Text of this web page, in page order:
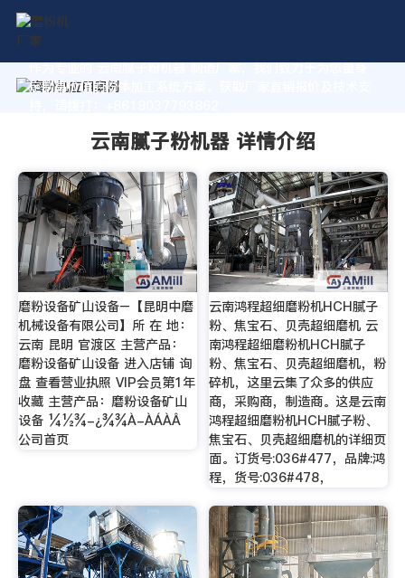
作为专业的 云南腻子粉机器 制造厂家，我们致力于为您量身
定制高价值的粉体加工系统方案。获取厂家直销报价及技术支
云南腻子粉机器 详情介绍
磨粉设备矿山设备–【昆明中磨
机械设备有限公司】所 在 地：
云南 昆明 官渡区 主营产品：
磨粉设备矿山设备 进入店铺 询
盘 查看营业执照 VIP会员第1年
收藏 主营产品：磨粉设备矿山
设备 ¼½¾-¿¾¾À-ÀÁÀÂ
公司首页
云南鸿程超细磨粉机HCH腻子
粉、焦宝石、贝壳超细磨机 云
南鸿程超细磨粉机HCH腻子
粉、焦宝石、贝壳超细磨机，粉
碎机，这里云集了众多的供应
商，采购商，制造商。这是云南
鸿程超细磨粉机HCH腻子粉、
焦宝石、贝壳超细磨机的详细页
面。订货号:036#477，品牌:鸿
程，货号:036#478，